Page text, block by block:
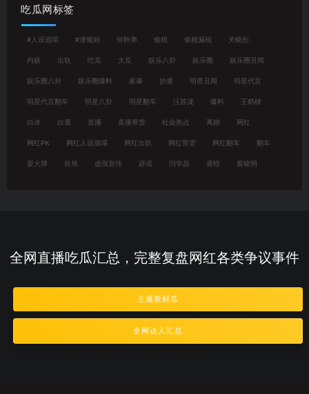
吃瓜网标签
#人设崩塌 #潜规则 何秋亊 偷税 偷税漏税 关晓彤
内娱 出轨 吃瓜 大瓜 娱乐八卦 娱乐圈 娱乐圈丑闻
娱乐圈八卦 娱乐圈爆料 家暴 抄袭 明星丑闻 明星代言
明星代言翻车 明星八卦 明星翻车 汪苏泷 爆料 王鹤棣
白冰 白鹿 直播 直播带货 社会热点 离婚 网红
网红PK 网红人设崩塌 网红出轨 网红带货 网红翻车 翻车
耍大牌 肖旭 虚假宣传 辟谣 闫学晶 鹿晗 黄晓明
全网直播吃瓜汇总，完整复盘网红各类争议事件
主播新鲜瓜
全网达人汇总